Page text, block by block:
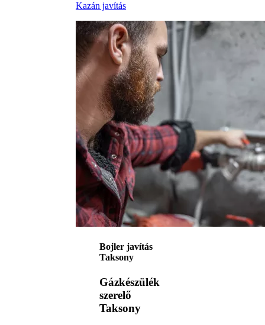
Kazán javítás
Bojler javítás
Taksony
Gázkészülék
szerelő
Taksony